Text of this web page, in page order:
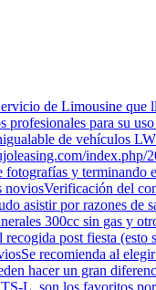
de Limousine que
profesionales para su
de vehículos
index.php/
fotografías y
del
asistir por razones de
300cc sin gas y
post fiesta
recomienda al
hacer un gran
L, son los favoritos